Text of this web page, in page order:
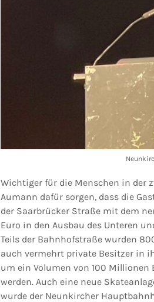
Wichtiger für die Menschen in der
Aumann dafür sorgen, dass die
der Saarbrücker Straße mit dem
Euro in den Ausbau des Unteren
Teils der Bahnhofstraße wurden
auch vermehrt private Besitzer in
um ein Volumen von 100
werden. Auch eine neue
wurde der Neunkircher